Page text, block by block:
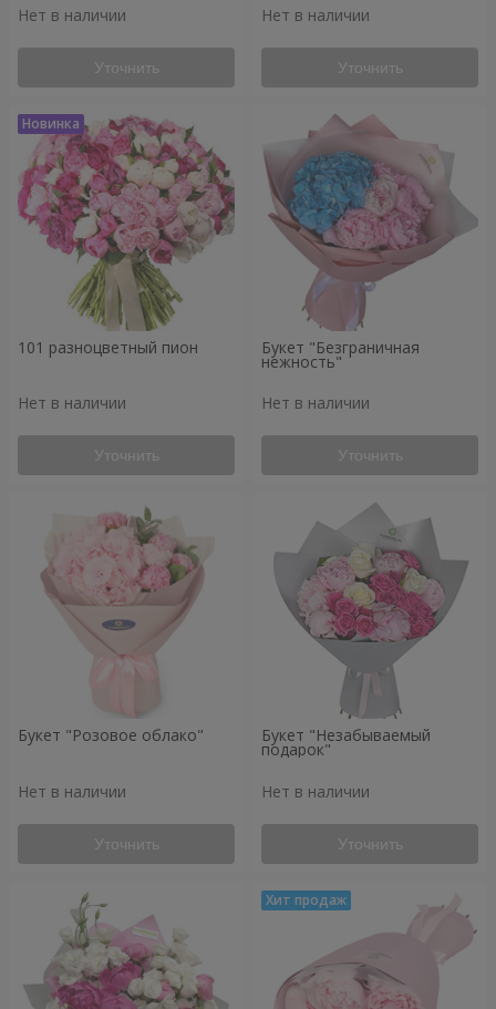
Нет в наличии
Уточнить
Нет в наличии
Уточнить
101 разноцветный пион
Нет в наличии
Уточнить
Букет "Безграничная
нежность"
Нет в наличии
Уточнить
Букет "Розовое облако"
Нет в наличии
Уточнить
Букет "Незабываемый
подарок"
Нет в наличии
Уточнить